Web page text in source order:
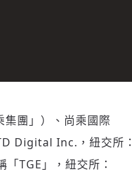
團」）、尚乘國際
Digital Inc.，紐交所：
TGE」，紐交所：